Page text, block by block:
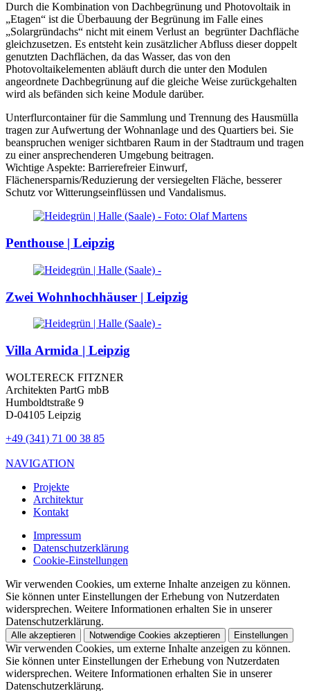
Durch die Kombination von Dachbegrünung und Photovoltaik in
„Etagen“ ist die Überbauung der Begrünung im Falle eines
„Solargründachs“ nicht mit einem Verlust an begrünter Dachfläche
gleichzusetzen. Es entsteht kein zusätzlicher Abfluss dieser doppelt
genutzten Dachflächen, da das Wasser, das von den
Photovoltaikelementen abläuft durch die unter den Modulen
angeordnete Dachbegrünung auf die gleiche Weise zurückgehalten
wird als befänden sich keine Module darüber.
Unterflurcontainer für die Sammlung und Trennung des Hausmülla
tragen zur Aufwertung der Wohnanlage und des Quartiers bei. Sie
beanspruchen weniger sichtbaren Raum in der Stadtraum und tragen
zu einer ansprechenderen Umgebung beitragen.
Wichtige Aspekte: Barrierefreier Einwurf,
Flächenersparnis/Reduzierung der versiegelten Fläche, besserer
Schutz vor Witterungseinflüssen und Vandalismus.
Penthouse | Leipzig
Zwei Wohnhochhäuser | Leipzig
Villa Armida | Leipzig
WOLTERECK FITZNER
Architekten PartG mbB
Humboldtstraße 9
D-04105 Leipzig
+49 (341) 71 00 38 85
NAVIGATION
Projekte
Architektur
Kontakt
Impressum
Datenschutzerklärung
Cookie-Einstellungen
Wir verwenden Cookies, um externe Inhalte anzeigen zu können.
Sie können unter Einstellungen der Erhebung von Nutzerdaten
widersprechen. Weitere Informationen erhalten Sie in unserer
Datenschutzerklärung.
Alle akzeptieren Notwendige Cookies akzeptieren Einstellungen
Wir verwenden Cookies, um externe Inhalte anzeigen zu können.
Sie können unter Einstellungen der Erhebung von Nutzerdaten
widersprechen. Weitere Informationen erhalten Sie in unserer
Datenschutzerklärung.